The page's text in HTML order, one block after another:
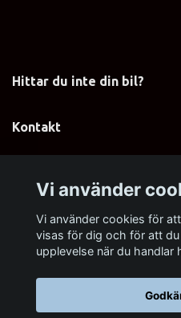
Hittar du inte din bil?
Kontakt
Sociala medier
Vi använder
Vi använder cookies för
visas för dig och för att
upplevelse när du handlar